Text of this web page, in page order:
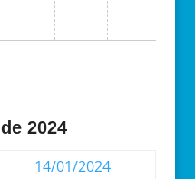
2024
14/01/2024